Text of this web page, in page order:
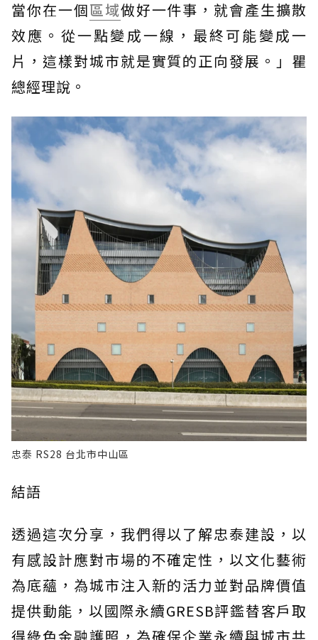
當你在一個區域做好一件事，就會產生擴散
效應。從一點變成一線，最終可能變成一
片，這樣對城市就是實質的正向發展。」瞿
總經理說。
忠泰 RS28 台北市中山區
結語
透過這次分享，我們得以了解忠泰建設，以
有感設計應對市場的不確定性，以文化藝術
為底蘊，為城市注入新的活力並對品牌價值
提供動能，以國際永續GRESB評鑑替客戶取